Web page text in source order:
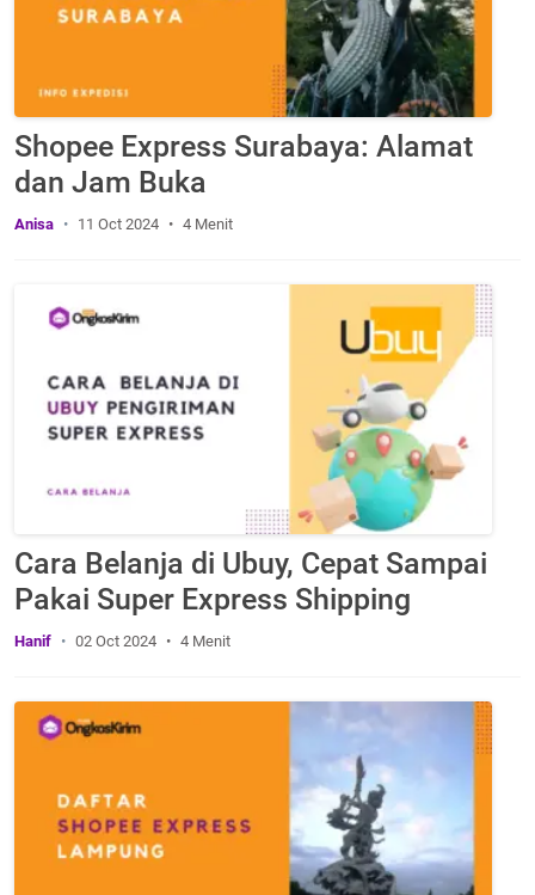
Shopee Express Surabaya: Alamat
dan Jam Buka
Anisa 11 Oct 2024 4 Menit
Cara Belanja di Ubuy, Cepat Sampai
Pakai Super Express Shipping
Hanif 02 Oct 2024 4 Menit